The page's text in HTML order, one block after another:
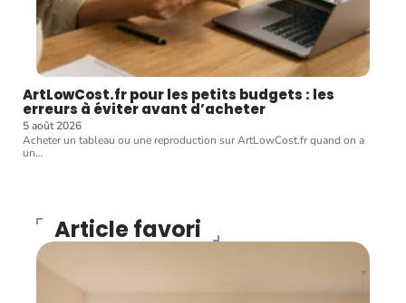
ArtLowCost.fr pour les petits budgets : les
erreurs à éviter avant d’acheter
5 août 2026
Acheter un tableau ou une reproduction sur ArtLowCost.fr quand on a
un…
Article favori